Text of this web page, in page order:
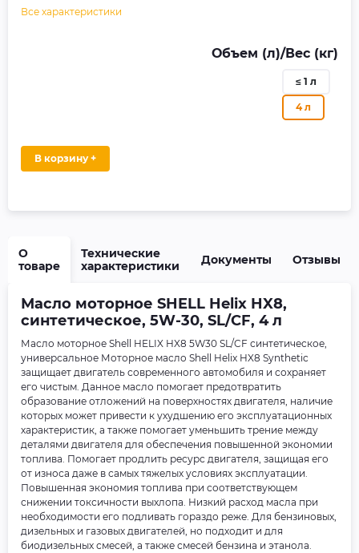
Все характеристики
Объем (л)/Вес (кг)
≤ 1 л
4 л
В корзину +
О
товаре
Технические
характеристики
Документы Отзывы
Масло моторное SHELL Helix HX8,
синтетическое, 5W-30, SL/CF, 4 л
Масло моторное Shell HELIX HX8 5W30 SL/CF синтетическое,
универсальное Моторное масло Shell Helix HX8 Synthetic
защищает двигатель современного автомобиля и сохраняет
его чистым. Данное масло помогает предотвратить
образование отложений на поверхностях двигателя, наличие
которых может привести к ухудшению его эксплуатационных
характеристик, а также помогает уменьшить трение между
деталями двигателя для обеспечения повышенной экономии
топлива. Помогает продлить ресурс двигателя, защищая его
от износа даже в самых тяжелых условиях эксплуатации.
Повышенная экономия топлива при соответствующем
снижении токсичности выхлопа. Низкий расход масла при
необходимости его подливать гораздо реже. Для бензиновых,
дизельных и газовых двигателей, но подходит и для
биодизельных смесей, а также смесей бензина и этанола.